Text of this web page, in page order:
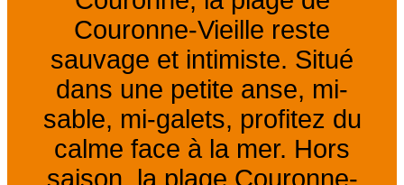
Couronne-Vieille reste
sauvage et intimiste. Situé
dans une petite anse, mi-
sable, mi-galets, profitez du
calme face à la mer. Hors
saison, la plage Couronne-